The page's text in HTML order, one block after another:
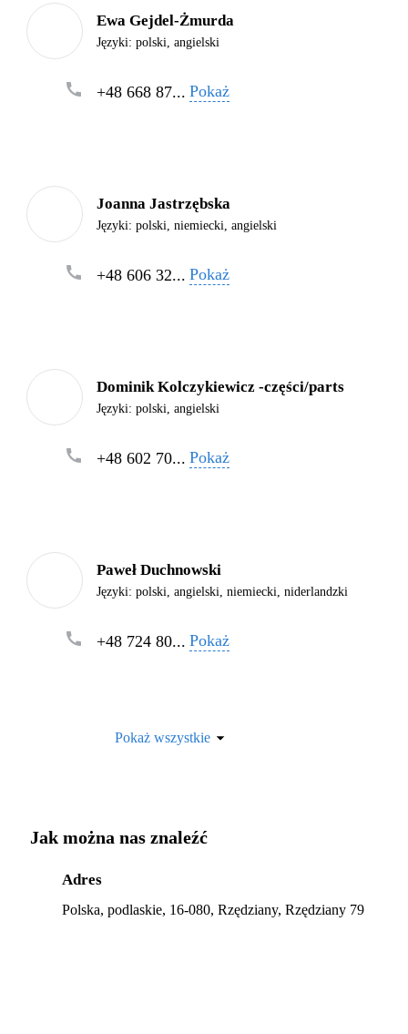
Ewa Gejdel-Żmurda
Języki: polski, angielski
+48 668 87... Pokaż
Joanna Jastrzębska
Języki: polski, niemiecki, angielski
+48 606 32... Pokaż
Dominik Kolczykiewicz -części/parts
Języki: polski, angielski
+48 602 70... Pokaż
Paweł Duchnowski
Języki: polski, angielski, niemiecki, niderlandzki
+48 724 80... Pokaż
Pokaż wszystkie
Jak można nas znaleźć
Adres
Polska, podlaskie, 16-080, Rzędziany, Rzędziany 79